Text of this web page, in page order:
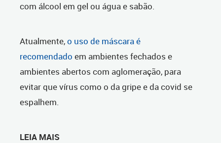
com álcool em gel ou água e sabão.
Atualmente,o uso de máscara é
recomendado em ambientes fechados e
ambientes abertos com aglomeração, para
evitar que vírus como o da gripe e da covid se
espalhem.
LEIA MAIS